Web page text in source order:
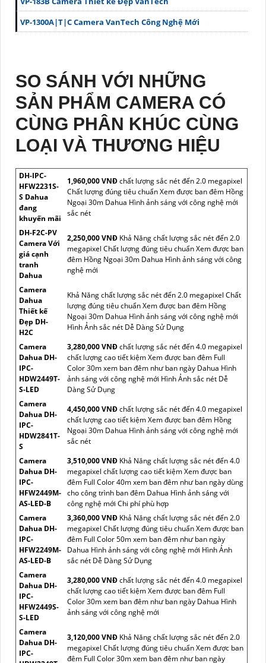
VP-1300A|T|C Camera VanTech Công Nghệ Mới
SO SÁNH VỚI NHỮNG
SẢN PHẨM CAMERA CÓ
CÙNG PHÂN KHÚC CÙNG
LOẠI VÀ THƯƠNG HIỆU
DH-IPC-
HFW2231S-
S Dahua
đang
khuyến mãi
1,960,000 VNĐchất lượng sắc nét đến 2.0 megapixel
Chất lượng đúng tiêu chuẩn Xem được ban đêm Hồng
Ngoại 30m Dahua Hình ảnh sáng với công nghệ mới
sắc nét
DH-F2C-PV
Camera Với
giá cạnh
tranh
Dahua
2,250,000 VNĐ Khả Năng chất lượng sắc nét đến 2.0
megapixel Chất lượng đúng tiêu chuẩn Xem được ban
đêm Hồng Ngoại 30m Dahua Hình ảnh sáng với công
nghệ mới
Camera
Dahua
Thiết kế
Đẹp DH-
H2C
Khả Năng chất lượng sắc nét đến 2.0 megapixel Chất
lượng đúng tiêu chuẩn Xem được ban đêm Hồng
Ngoại 30m Dahua Hình ảnh sáng với công nghệ mới
Hình Ảnh sắc nét Dễ Dàng Sử Dụng
Camera
Dahua DH-
IPC-
HDW2449T-
S-LED
3,280,000 VNĐchất lượng sắc nét đến 4.0 megapixel
chất lượng cao tiết kiệm Xem được ban đêm Full
Color 30m xem ban đêm như ban ngày Dahua Hình
ảnh sáng với công nghệ mới Hình Ảnh sắc nét Dễ
Dàng Sử Dụng
Camera
Dahua DH-
IPC-
HDW2841T-
S
4,450,000 VNĐchất lượng sắc nét đến 4.0 megapixel
chất lượng cao tiết kiệm Xem được ban đêm Hồng
Ngoại 30m Dahua Hình ảnh sáng với công nghệ mới
sắc nét
Camera
Dahua DH-
IPC-
HFW2449M-
AS-LED-B
3,510,000 VNĐ Khả Năng chất lượng sắc nét đến 4.0
megapixel chất lượng cao tiết kiệm Xem được ban
đêm Full Color 40m xem ban đêm như ban ngày dùng
cho công trình ban đêm Dahua Hình ảnh sáng với
công nghệ mới Chi phí phù hợp
Camera
Dahua DH-
IPC-
HFW2249M-
AS-LED-B
3,360,000 VNĐ Khả Năng chất lượng sắc nét đến 2.0
megapixel Chất lượng đúng tiêu chuẩn Xem được ban
đêm Full Color 50m xem ban đêm như ban ngày
Dahua Hình ảnh sáng với công nghệ mới Hình Ảnh
sắc nét Dễ Dàng Sử Dụng
Camera
Dahua DH-
IPC-
HFW2449S-
S-LED
3,280,000 VNĐchất lượng sắc nét đến 4.0 megapixel
chất lượng cao tiết kiệm Xem được ban đêm Full
Color 30m xem ban đêm như ban ngày Dahua Hình
ảnh sáng với công nghệ mới
Camera
Dahua DH-
IPC-
3,120,000 VNĐ Khả Năng chất lượng sắc nét đến 2.0
megapixel Chất lượng đúng tiêu chuẩn Xem được ban
đêm Full Color 30m xem ban đêm như ban ngày